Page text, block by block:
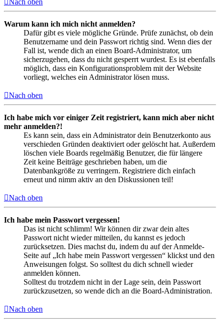
Warum kann ich mich nicht anmelden?
Dafür gibt es viele mögliche Gründe. Prüfe zunächst, ob dein
Benutzername und dein Passwort richtig sind. Wenn dies der
Fall ist, wende dich an einen Board-Administrator, um
sicherzugehen, dass du nicht gesperrt wurdest. Es ist ebenfalls
möglich, dass ein Konfigurationsproblem mit der Website
vorliegt, welches ein Administrator lösen muss.
Nach oben
Ich habe mich vor einiger Zeit registriert, kann mich aber nicht
mehr anmelden?!
Es kann sein, dass ein Administrator dein Benutzerkonto aus
verschieden Gründen deaktiviert oder gelöscht hat. Außerdem
löschen viele Boards regelmäßig Benutzer, die für längere
Zeit keine Beiträge geschrieben haben, um die
Datenbankgröße zu verringern. Registriere dich einfach
erneut und nimm aktiv an den Diskussionen teil!
Nach oben
Ich habe mein Passwort vergessen!
Das ist nicht schlimm! Wir können dir zwar dein altes
Passwort nicht wieder mitteilen, du kannst es jedoch
zurücksetzen. Dies machst du, indem du auf der Anmelde-
Seite auf „Ich habe mein Passwort vergessen“ klickst und den
Anweisungen folgst. So solltest du dich schnell wieder
anmelden können.
Solltest du trotzdem nicht in der Lage sein, dein Passwort
zurückzusetzen, so wende dich an die Board-Administration.
Nach oben